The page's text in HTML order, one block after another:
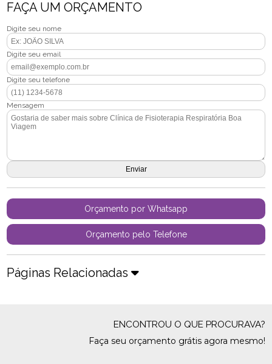
FAÇA UM ORÇAMENTO
Digite seu nome
Digite seu email
Digite seu telefone
Mensagem
Orçamento por Whatsapp
Orçamento pelo Telefone
Páginas Relacionadas
ENCONTROU O QUE PROCURAVA?
Faça seu orçamento grátis agora mesmo!